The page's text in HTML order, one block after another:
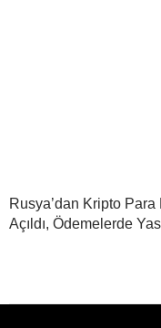
Rusya’dan Kripto Para
Açıldı, Ödemelerde